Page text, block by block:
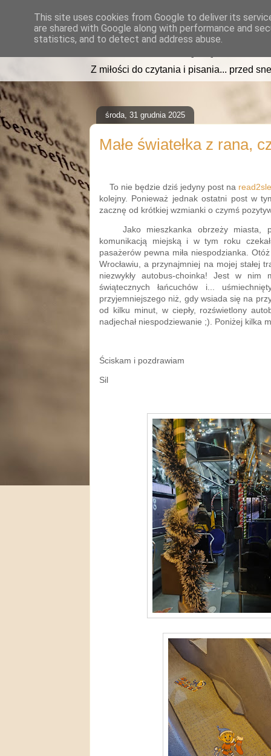
read2sleep.pl
Z miłości do czytania i pisania... przed
środa, 31 grudnia 2025
Małe światełka z rana,
To nie będzie dziś jedyny post na
kolejny. Ponieważ jednak ostatni post w
zacznę od krótkiej wzmianki o czymś
Jako mieszkanka obrzeży miasta,
komunikacją miejską i w tym roku
pasażerów pewna miła niespodzianka.
Wrocławiu, a przynajmniej na mojej stałej
niezwykły autobus-choinka! Jest w nim
świątecznych łańcuchów i...
przyjemniejszego niż, gdy wsiada się na
od kilku minut, w ciepły, rozświetlony
nadjechał niespodziewanie ;). Poniżej kilka
Ściskam i pozdrawiam
Sil
This site uses cookies from Google to deliver its
are shared with Google along with performance and
statistics, and to detect and address abuse.